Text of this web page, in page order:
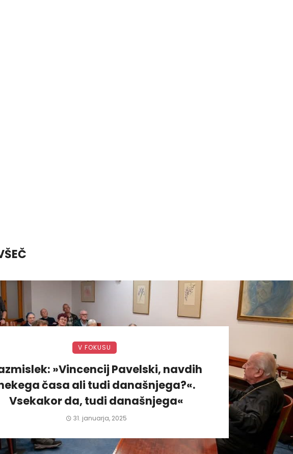
V FOKUSU
»Vincencij Pavelski, navdih
časa ali tudi današnjega?«.
Vsekakor da, tudi današnjega«
31. januarja, 2025